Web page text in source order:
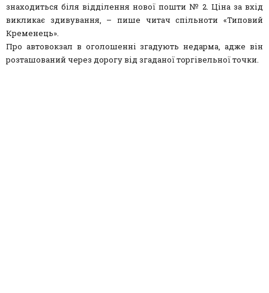
знаходиться біля відділення нової пошти № 2. Ціна за вхід
викликає здивування, – пише читач спільноти «Типовий
Кременець».
Про автовокзал в оголошенні згадують недарма, адже він
розташований через дорогу від згаданої торгівельної точки.